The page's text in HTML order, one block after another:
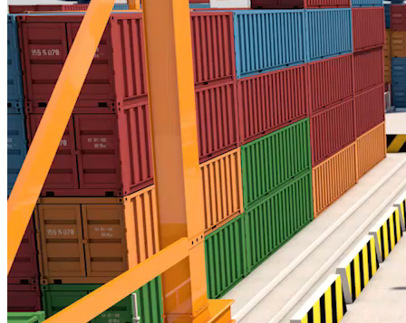
XUẤT NHẬP KHẨU - CUỐI TUẦN